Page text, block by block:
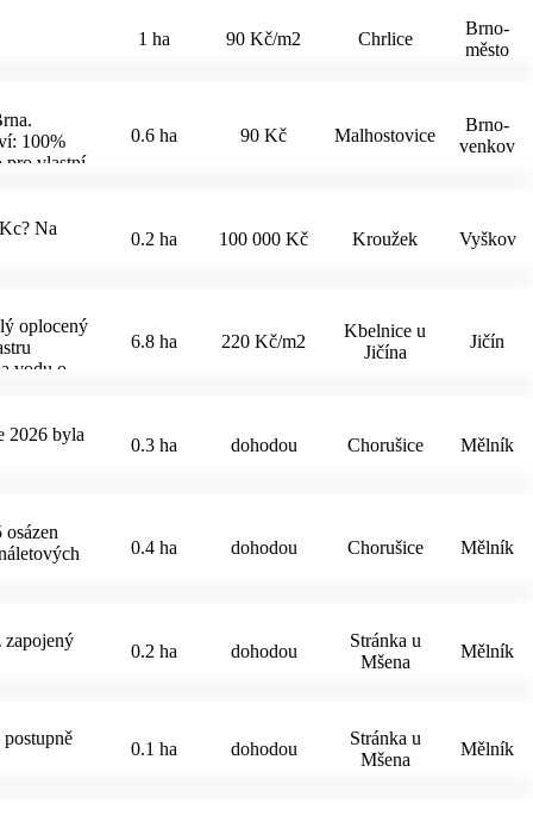
i kryté
okolí si
Ves je
a mají
1 ha 90 Kč/m2 Chrlice
Brno-
město
100%
pro vlastní
0.6 ha 90 Kč Malhostovice
Brno-
venkov
Na
0.2 ha 100 000 Kč Kroužek Vyškov
oplocený
vodu o
6.8 ha 220 Kč/m2
Kbelnice u
Jičína
Jičín
2026 byla
0.3 ha dohodou Chorušice Mělník
0.4 ha dohodou Chorušice Mělník
zapojený
0.2 ha dohodou
Stránka u
Mšena
Mělník
0.1 ha dohodou
Stránka u
Mšena
Mělník